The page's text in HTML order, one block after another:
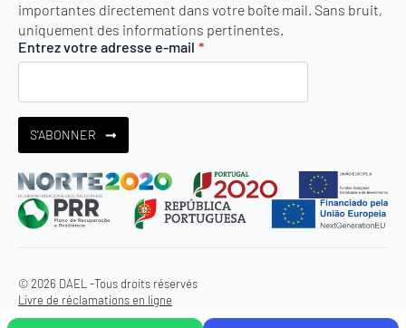
importantes directement dans votre boîte mail. Sans bruit,
uniquement des informations pertinentes.
Entrez votre adresse e-mail *
S'ABONNER
© 2026 DAEL -Tous droits réservés
Livre de réclamations en ligne